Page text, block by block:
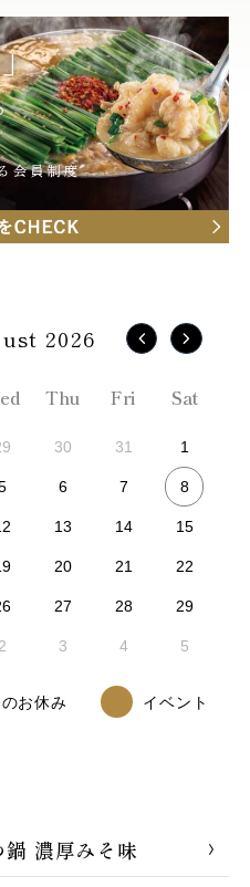
鍋 濃厚みそ味
2026
Thu Fri Sat
30 31 1
6 7 8
13 14 15
20 21 22
27 28 29
2 3 4 5
お休み イベント